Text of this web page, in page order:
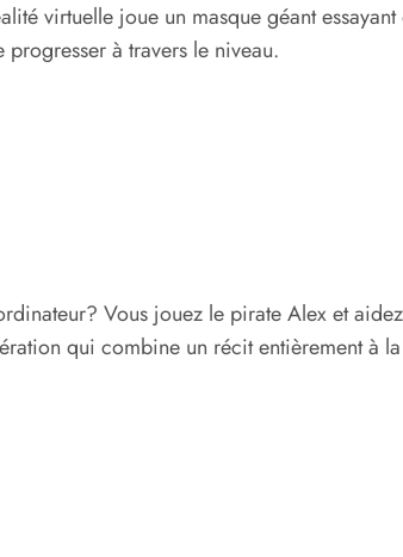
virtuelle joue un masque géant
à travers le niveau.
Vous jouez le pirate Alex et
qui combine un récit entièrement à